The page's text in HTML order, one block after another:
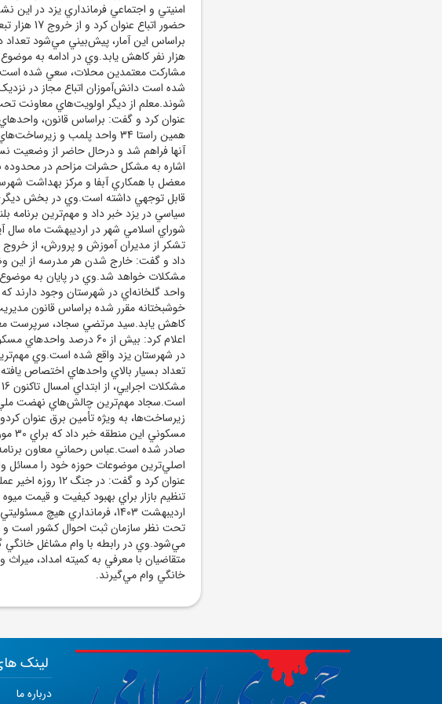
امنيتي و اجتماعي فرمانداري يزد در
حضور اتباع
براساس اين آمار، پيش‌بيني مي‌شود
هزار نفر کاهش يابد.وي در ادامه به
مشارکت معتمدين محلات، سعي شده است
شده است دانش‌آموزان اتباع مجاز در
شوند.معلم از ديگر اولويت‌هاي معاونت
عنوان کرد و گفت: براساس قانون،
همين راستا 34 واحد پلمب و
آنها فراهم شد و درحال حاضر از وضعيت
اشاره به مشکل حشرات مزاحم در محدوده
معضل با همکاري آبفا و مرکز بهداشت
قابل توجهي داشته است.وي در بخش
سياسي در يزد خبر داد و مهم‌ترين برنامه
شوراي اسلامي شهر در ارديبهشت ماه سال
داد و گفت: خارج شدن هر مدرسه از اين
واحد گلخانه‌اي در شهرستان وجود دارند
خوشبختانه مقرر شده براساس قانون
کاهش يابد.سيد مرتضي سجاد، سرپرست
اعلام کرد: بيش از 60
در شهرستان يزد واقع شده است.وي
تعداد بسيار بالاي واحدهاي اختصاص
است.سجاد مهم‌ترين چالش‌هاي نهضت ملي
صادر شده است.عباس رحماني معاون
اصلي‌ترين موضوعات حوزه خود را مسائل
عنوان کرد و گفت:
تنظيم بازار براي بهبود کيفيت و قيمت
ارديبهشت 1403، فرمانداري
تحت نظر سازمان ثبت احوال کشور است
متقاضيان با معرفي به کميته امداد،
خانگي وام مي‌گيرند.
لینک
درباره ما